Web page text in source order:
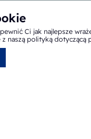
Ci jak najlepsze
z naszą polityką dotyczącą